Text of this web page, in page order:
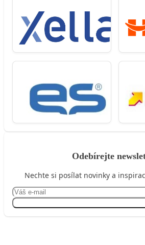
Odebírejte
Nechte si posílat novinky a